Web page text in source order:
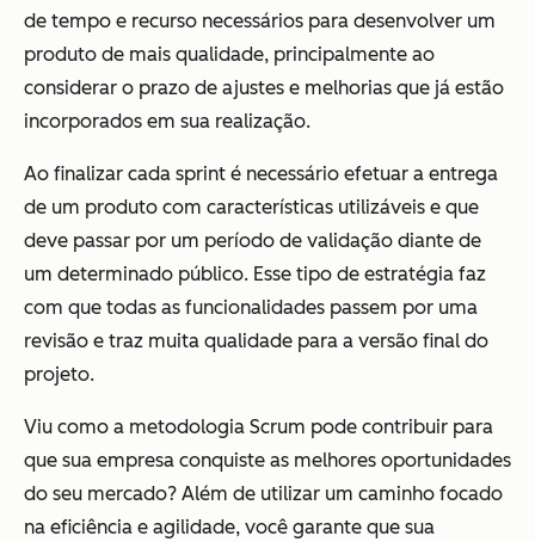
de tempo e recurso necessários para desenvolver um
produto de mais qualidade, principalmente ao
considerar o prazo de ajustes e melhorias que já estão
incorporados em sua realização.
Ao finalizar cada sprint é necessário efetuar a entrega
de um produto com características utilizáveis e que
deve passar por um período de validação diante de
um determinado público. Esse tipo de estratégia faz
com que todas as funcionalidades passem por uma
revisão e traz muita qualidade para a versão final do
projeto.
Viu como a metodologia Scrum pode contribuir para
que sua empresa conquiste as melhores oportunidades
do seu mercado? Além de utilizar um caminho focado
na eficiência e agilidade, você garante que sua